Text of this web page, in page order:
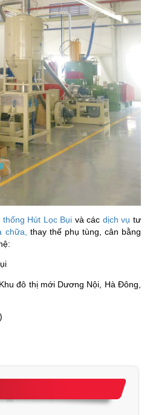
thống Hút Lọc Bụi và các dịch vụ tư
chữa,
thay thế phụ tùng, cân bằng
đô thị mới Dương Nội, Hà Đông,